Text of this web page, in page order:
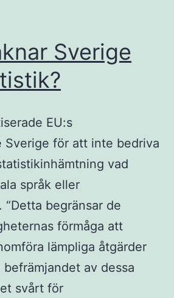
Sverige
EU:s
Sverige för att inte bedriva
vad
språk eller
begränsar de
förmåga att
lämpliga åtgärder
av dessa
svårt för